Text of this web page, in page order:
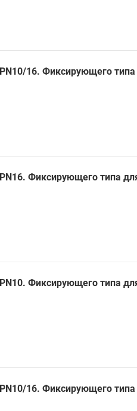
16. Фиксирующего
Фиксирующего типа
Фиксирующего типа
16. Фиксирующего